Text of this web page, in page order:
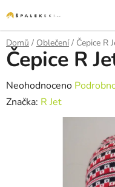
Domů / Oblečení / Čepice R
Čepice R
Průměrné hodnocení
Neohodnoceno
Značka: R Jet